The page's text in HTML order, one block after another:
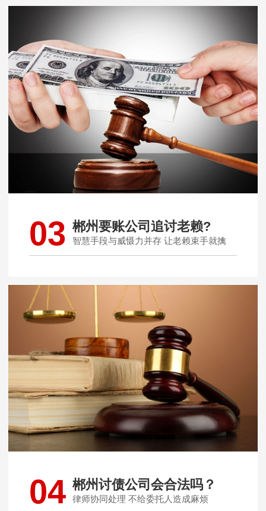
03 郴州要账公司追讨老赖?
智慧手段与威慑力并存 让老赖束手就擒
04 郴州讨债公司会合法吗？
律师协同处理 不给委托人造成麻烦